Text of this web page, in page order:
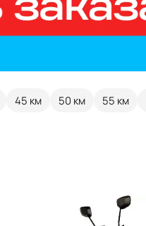
45 км 50 км 55 км